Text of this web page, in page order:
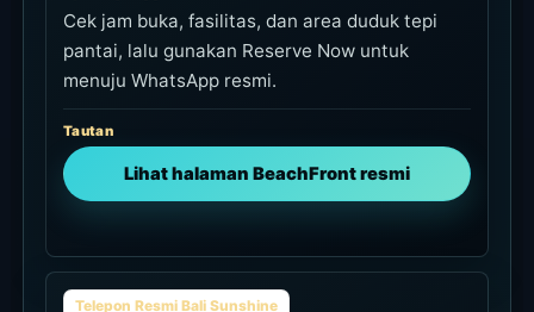
Cek jam buka, fasilitas, dan area duduk tepi
pantai, lalu gunakan Reserve Now untuk
menuju WhatsApp resmi.
Tautan
Lihat halaman BeachFront resmi
Telepon Resmi Bali Sunshine